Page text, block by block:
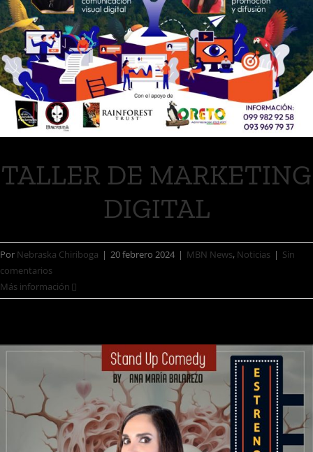
TALLER DE MARKETING
DIGITAL
Por Nebraska Chiriboga | 20 febrero 2024 | MBN News, Noticias | Sin
comentarios
Más información